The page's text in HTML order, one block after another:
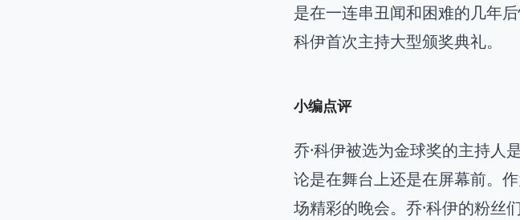
是在一连串丑闻和困难的几年
科伊首次主持大型颁奖典礼。
小编点评
乔·科伊被选为金球奖的主持人
论是在舞台上还是在屏幕前。
场精彩的晚会。乔·科伊的粉丝